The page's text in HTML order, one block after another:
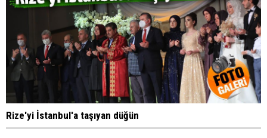
Rize'yi İstanbul'a taşıyan düğün